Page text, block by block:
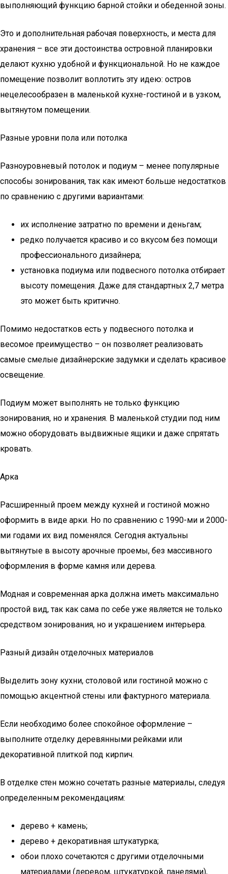
выполняющий функцию барной стойки и обеденной зоны.
Это и дополнительная рабочая поверхность, и места для
хранения – все эти достоинства островной планировки
делают кухню удобной и функциональной. Но не каждое
помещение позволит воплотить эту идею: остров
нецелесообразен в маленькой кухне-гостиной и в узком,
вытянутом помещении.
Разные уровни пола или потолка
Разноуровневый потолок и подиум – менее популярные
способы зонирования, так как имеют больше недостатков
по сравнению с другими вариантами:
их исполнение затратно по времени и деньгам;
редко получается красиво и со вкусом без помощи
профессионального дизайнера;
установка подиума или подвесного потолка отбирает
высоту помещения. Даже для стандартных 2,7 метра
это может быть критично.
Помимо недостатков есть у подвесного потолка и
весомое преимущество – он позволяет реализовать
самые смелые дизайнерские задумки и сделать красивое
освещение.
Подиум может выполнять не только функцию
зонирования, но и хранения. В маленькой студии под ним
можно оборудовать выдвижные ящики и даже спрятать
кровать.
Арка
Расширенный проем между кухней и гостиной можно
оформить в виде арки. Но по сравнению с 1990-ми и 2000-
ми годами их вид поменялся. Сегодня актуальны
вытянутые в высоту арочные проемы, без массивного
оформления в форме камня или дерева.
Модная и современная арка должна иметь максимально
простой вид, так как сама по себе уже является не только
средством зонирования, но и украшением интерьера.
Разный дизайн отделочных материалов
Выделить зону кухни, столовой или гостиной можно с
помощью акцентной стены или фактурного материала.
Если необходимо более спокойное оформление –
выполните отделку деревянными рейками или
декоративной плиткой под кирпич.
В отделке стен можно сочетать разные материалы, следуя
определенным рекомендациям:
дерево + камень;
дерево + декоративная штукатурка;
обои плохо сочетаются с другими отделочными
материалами (деревом, штукатуркой, панелями),